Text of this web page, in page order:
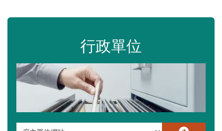
行政單位